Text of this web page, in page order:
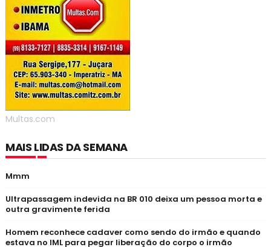
Multas.com
MAIS LIDAS DA SEMANA
Mmm
Ultrapassagem indevida na BR 010 deixa um pessoa morta e
outra gravimente ferida
Homem reconhece cadaver como sendo do irmão e quando
estava no IML para pegar liberação do corpo o irmão